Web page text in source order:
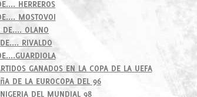
HERREROS
MOSTOVOI
OLANO
RIVALDO
GANADOS EN LA COPA DE LA UEFA
DE LA EUROCOPA DEL 96
DEL MUNDIAL 98